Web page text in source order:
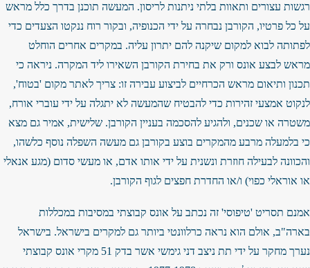
רגשות עצורים ותאוות בלתי ניתנות לריסון. המעשה תוכנן בדרך כלל מראש
על כל פרטיו, הקורבן נבחרה על ידי הכנופיה, ובקור רוח ננקטו הצעדים כדי
לפתותה לבוא למקום שיקנה להם יתרון עליה. במקרים אחרים הוחלט
מראש לבצע אונס ורק את בחירת הקורבן השאירו ליד המקרה. ניראה כי
תכנון ותיאום מראש הכרחיים לביצוע עבירה זו: צריך לאתר מקום 'בטוח',
לנקוט אמצעי זהירות כדי להבטיח שהמעשה לא יתגלה על ידי עוברי אורח,
משטרה או שכנים, ולהגיע להסכמה בעניין הקורבן. שלישית, אמיר גם מצא
כי בלמעלה מרבע מהמקרים בוצע בקורבן גם מעשה השפלה נוסף כלשהו,
והכוונה לבעילה חוזרת ונשנית על ידי אותו אדם, או מעשי סדום (מגע אנאלי
או אוראלי כפוי) ו/או החדרת חפצים לגוף הקורבן.
אמנם תסריט 'טיפוסי' זה נכתב על אונס קבוצתי במסיבות במכללות
בארה"ב, אולם הוא נראה כרלוונטי ביותר גם למקרים בישראל. בישראל
נערך מחקר על ידי תת ניצב דני גימשי אשר בדק 51 מקרי אונס קבוצתי